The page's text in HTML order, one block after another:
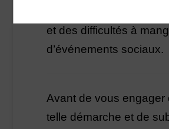
et des difficultés à
d’événements sociaux.
Avant de vous engager
telle démarche et de